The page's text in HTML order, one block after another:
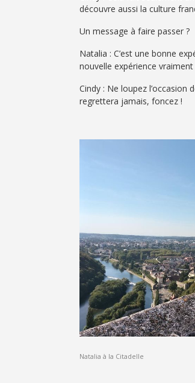
découvre aussi la culture
Un message à faire passer ?
Natalia : C’est une bonne
nouvelle expérience
Cindy : Ne loupez l’occasion
regrettera jamais, foncez !
Natalia à la Citadelle